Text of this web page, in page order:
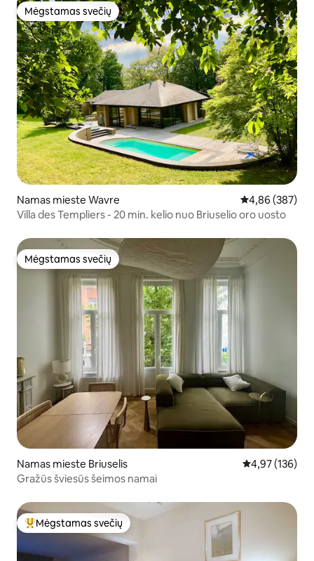
Mėgstamas svečių
Mėgstamas svečių
Namas mieste Wavre Vidutinis
4,86 (387)
Villa des Templiers - 20 min. kelio nuo Briuselio oro uosto
Mėgstamas svečių
Mėgstamas svečių
Namas mieste Briuselis Vidutinis
4,97 (136)
Gražūs šviesūs šeimos namai
Svečių mėgstamiausias
Mėgstamas svečių